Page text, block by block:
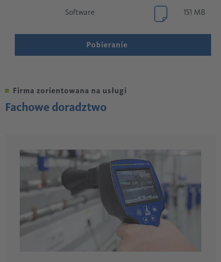
Software 151 MB
Pobieranie
Firma zorientowana na usługi
Fachowe doradztwo